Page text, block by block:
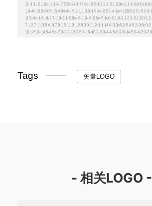
Tags 矢量LOGO
- 相关LOGO -